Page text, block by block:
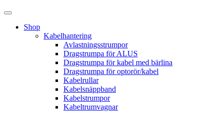
Shop
Kabelhantering
Avlastningsstrumpor
Dragstrumpa för ALUS
Dragstrumpa för kabel med bärlina
Dragstrumpa för optorör/kabel
Kabelrullar
Kabelsnäppband
Kabelstrumpor
Kabeltrumvagnar